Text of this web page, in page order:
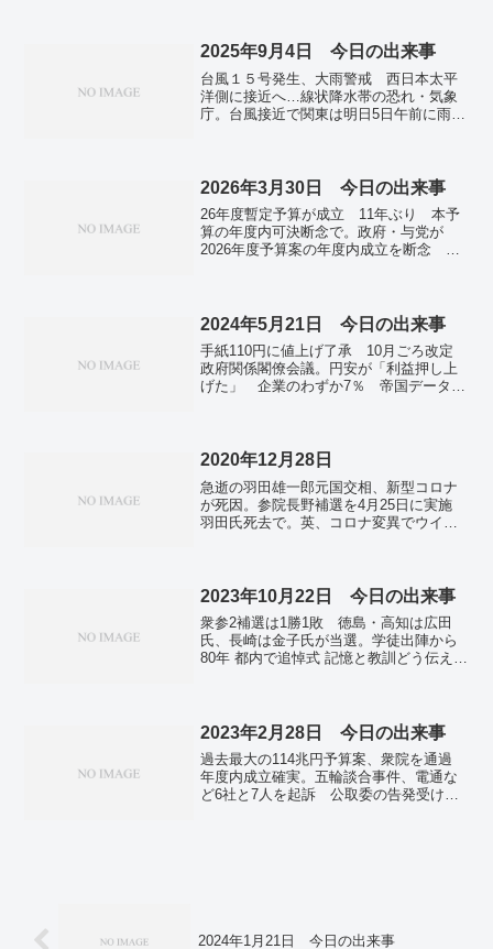
2025年9月4日 今日の出来事
台風１５号発生、大雨警戒 西日本太平
洋側に接近へ…線状降水帯の恐れ・気象
庁。台風接近で関東は明日5日午前に雨の
１０００円超え ３９地域で目安上回
る…最低賃金。千葉の銚子漁港でサンマ
初水揚げ １日で過去４年分上回る。利
用者10分の1…一部廃止のJR久留里線
住民は反対、市は方針転換。中朝首脳、
２００人超に ７２時間経過も捜索続
く…アフガン。
2026年3月30日 今日の出来事
26年度暫定予算が成立 11年ぶり 本予
算の年度内可決断念で。政府・与党が
2026年度予算案の年度内成立を断念 自
緊迫続き。イラン、ＮＰＴ脱退論再浮
上 米イスラエル攻撃で反発。アフリカ
東部で豪雨被害が拡大 地滑りや洪水、
２００人死亡。
2024年5月21日 今日の出来事
手紙110円に値上げ了承 10月ごろ改定
政府関係閣僚会議。円安が「利益押し上
げた」 企業のわずか7％ 帝国データバ
め。25府県が「カメムシ注意報」 春先
度急落、世界８６位 １４２都市中、デ
ジタル化遅れで。「ＩＣＣの独立性」支
持 イスラエル首相ら逮捕状請求で…
明…台湾新総統。
2020年12月28日
急逝の羽田雄一郎元国交相、新型コロナ
が死因。参院長野補選を4月25日に実施
羽田氏死去で。英、コロナ変異でウイル
感染確認 月曜日で最多。吉川元農水相
に公庫融資でも便宜を依頼 鶏卵業者。
映画「鬼滅の刃 無限列車編」が「千と
千尋」抜き、興行収入が国内トップに。
2023年10月22日 今日の出来事
衆参2補選は1勝1敗 徳島・高知は広田
氏、長崎は金子氏が当選。学徒出陣から
80年 都内で追悼式 記憶と教訓どう伝え継
エネ住宅の新築補助再開へ 価格高騰
で、子育て世帯を支援―国交省。「ライ
ドシェア」解禁に賛否 タクシー業界に
は警戒感。歴史絵巻の行列が都大路練り
歩く 古都の秋彩る京都・時代祭。2週間
2023年2月28日 今日の出来事
過去最大の114兆円予算案、衆院を通過
年度内成立確実。五輪談合事件、電通な
ど6社と7人を起訴 公取委の告発受け。
2024年1月21日 今日の出来事